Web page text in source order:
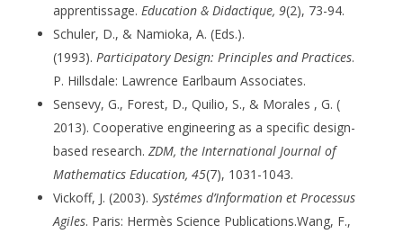
apprentissage. Education & Didactique, 9(2), 73-94.
Schuler, D., & Namioka, A. (Eds.).
(1993). Participatory Design: Principles and Practices.
P. Hillsdale: Lawrence Earlbaum Associates.
Sensevy, G., Forest, D., Quilio, S., & Morales , G. (
2013). Cooperative engineering as a specific design-
based research. ZDM, the International Journal of
Mathematics Education, 45(7), 1031-1043.
Vickoff, J. (2003). Systémes d’Information et Processus
Agiles. Paris: Hermès Science Publications.Wang, F.,